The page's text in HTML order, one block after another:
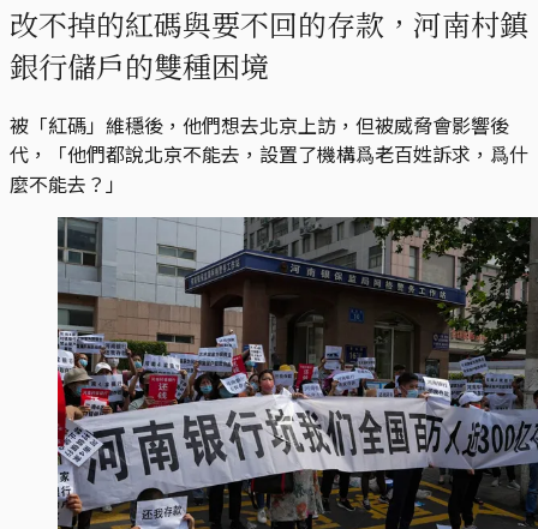
改不掉的紅碼與要不回的存款，河南村鎮
銀行儲戶的雙種困境
被「紅碼」維穩後，他們想去北京上訪，但被威脅會影響後
代，「他們都說北京不能去，設置了機構爲老百姓訴求，爲什
麼不能去？」